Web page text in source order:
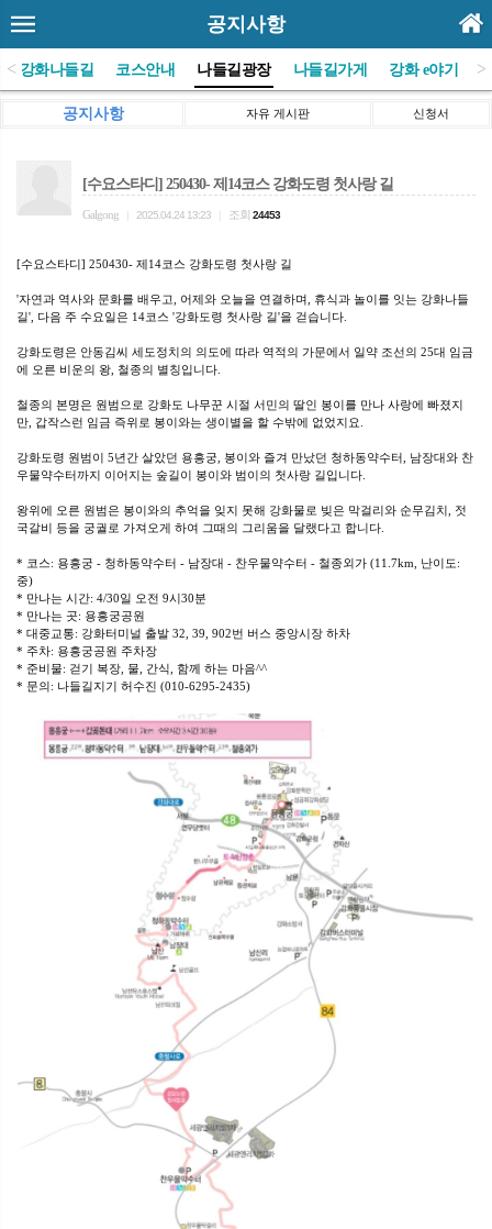
공지사항
<)강화나들길 코스안내 나들길광장 나들길가게 강화 e야기 >
공지사항 자유 게시판 신청서
[수요스타디] 250430- 제14코스 강화도령 첫사랑 길
Galgong 2025.04.24 13:23 조회 24453
[수요스타디] 250430- 제14코스 강화도령 첫사랑 길
'자연과 역사와 문화를 배우고, 어제와 오늘을 연결하며, 휴식과 놀이를 잇는 강화나들
길', 다음 주 수요일은 14코스 '강화도령 첫사랑 길'을 걷습니다.
강화도령은 안동김씨 세도정치의 의도에 따라 역적의 가문에서 일약 조선의 25대 임금
에 오른 비운의 왕, 철종의 별칭입니다.
철종의 본명은 원범으로 강화도 나무꾼 시절 서민의 딸인 봉이를 만나 사랑에 빠졌지
만, 갑작스런 임금 즉위로 봉이와는 생이별을 할 수밖에 없었지요.
강화도령 원범이 5년간 살았던 용흥궁, 봉이와 즐겨 만났던 청하동약수터, 남장대와 찬
우물약수터까지 이어지는 숲길이 봉이와 범이의 첫사랑 길입니다.
왕위에 오른 원범은 봉이와의 추억을 잊지 못해 강화물로 빚은 막걸리와 순무김치, 젓
국갈비 등을 궁궐로 가져오게 하여 그때의 그리움을 달랬다고 합니다.
* 코스: 용흥궁 - 청하동약수터 - 남장대 - 찬우물약수터 - 철종외가 (11.7km, 난이도:
중)
* 만나는 시간: 4/30일 오전 9시30분
* 만나는 곳: 용흥궁공원
* 대중교통: 강화터미널 출발 32, 39, 902번 버스 중앙시장 하차
* 주차: 용흥궁공원 주차장
* 준비물: 걷기 복장, 물, 간식, 함께 하는 마음^^
* 문의: 나들길지기 허수진 (010-6295-2435)